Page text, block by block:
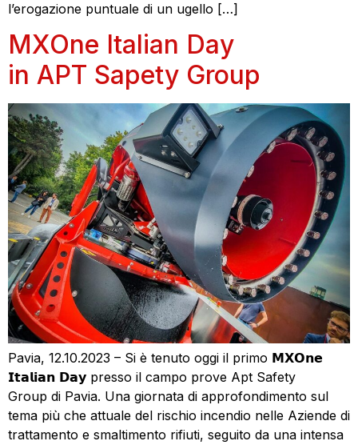
l’erogazione puntuale di un ugello […]
MXOne Italian Day
in APT Sapety Group
Pavia, 12.10.2023 – Si è tenuto oggi il primo 𝗠𝗫𝗢𝗻𝗲
𝗜𝘁𝗮𝗹𝗶𝗮𝗻 𝗗𝗮𝘆 presso il campo prove Apt Safety
Group di Pavia. Una giornata di approfondimento sul
tema più che attuale del rischio incendio nelle Aziende di
trattamento e smaltimento rifiuti, seguito da una intensa